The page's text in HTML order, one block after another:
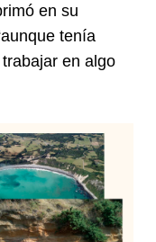
en su
tenía
en algo